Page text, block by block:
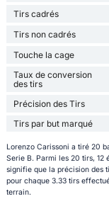
Tirs cadrés
Tirs non cadrés
Touche la cage
Taux de conversion
des tirs
Précision des Tirs
Tirs par but marqué
Lorenzo Carissoni a tiré 20
Serie B. Parmi les 20 tirs, 12
signifie que la précision des
pour chaque 3.33 tirs
terrain.